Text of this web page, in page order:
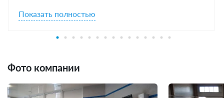
Показать полностью
Фото компании